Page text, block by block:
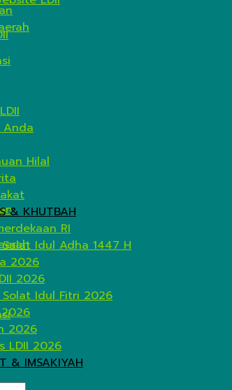
Anda
Hilal
& KHUTBAH
RI
Idul Adha 1447 H
2026
2026
Idul Fitri 2026
2026
LDII 2026
& IMSAKIYAH